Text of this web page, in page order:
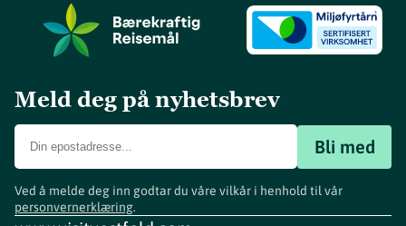
Meld deg på nyhetsbrev
Bli med
Ved å melde deg inn godtar du våre vilkår i henhold til vår
personvernerklæring.